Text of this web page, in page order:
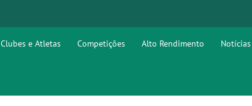
Clubes e Atletas Competições Alto Rendimento